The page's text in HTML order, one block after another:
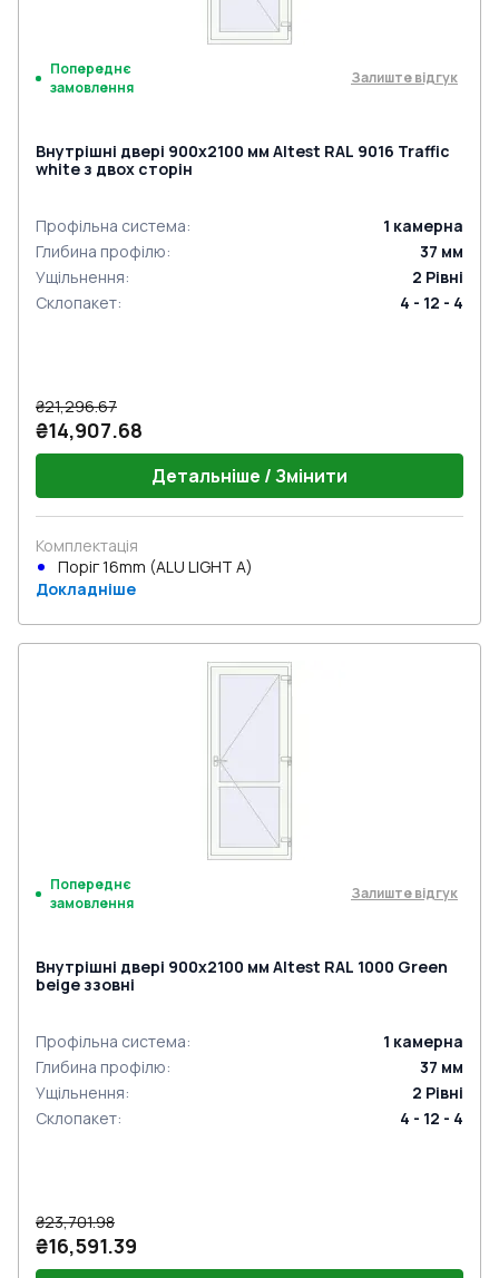
Попереднє
замовлення
Залиште відгук
Внутрішні двері 900x2100 мм Altest RAL 9016 Traffic
white з двох сторін
Профільна система: 1 камерна
Глибина профілю: 37 мм
Ущільнення: 2 Рівні
Склопакет: 4 - 12 - 4
₴21,296.67
₴14,907.68
Детальніше / Змінити
Комплектація
Поріг 16mm (ALU LIGHT A)
Докладніше
Попереднє
замовлення
Залиште відгук
Внутрішні двері 900x2100 мм Altest RAL 1000 Green
beige ззовні
Профільна система: 1 камерна
Глибина профілю: 37 мм
Ущільнення: 2 Рівні
Склопакет: 4 - 12 - 4
₴23,701.98
₴16,591.39